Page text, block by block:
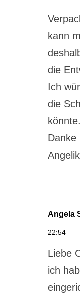
kann
die
Ich
die
könnte.
Danke
Angela
22:54
Liebe
ich